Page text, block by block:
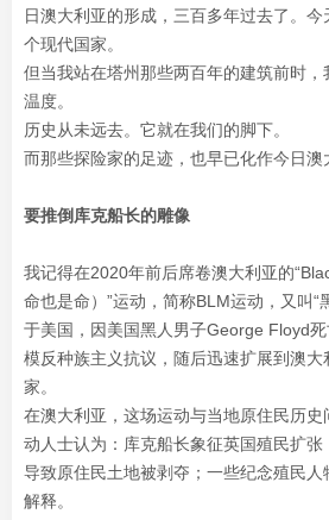
日澳大利亚的形成，三百多年过去了。
个现代国家。
但当我站在塔州那些两百年的建筑前时
温度。
历史从未远去。它就在我们的脚下。
而那些探险家的足迹，也早已化作今日澳
要推倒库克船长的雕像
我记得在2020年前后席卷澳大利亚的
命也是命）”运动，简称BLM运动，又叫“
于美国，因美国黑人男子George Floyd
模反种族主义抗议，随后迅速扩展到澳大
家。
在澳大利亚，这场运动与当地原住民历
动人士认为：库克船长象征英国殖民扩
导致原住民土地被剥夺；一些纪念殖民
解释。